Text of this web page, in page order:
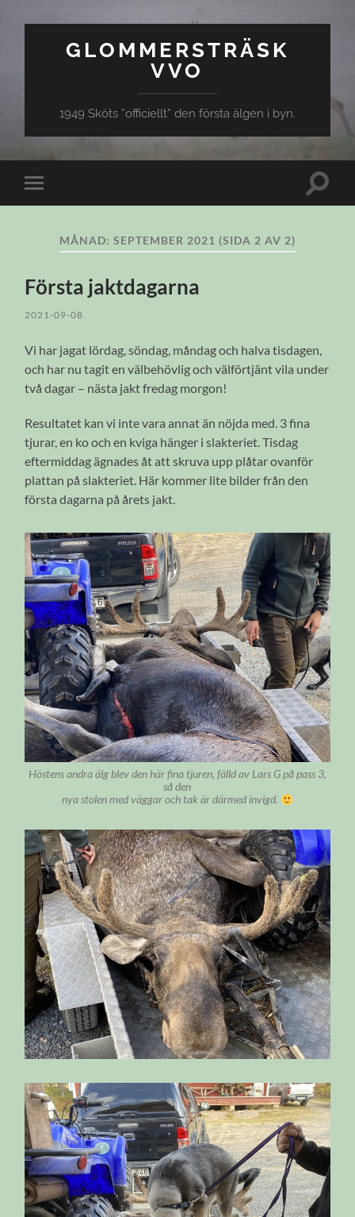
GLOMMERSTRÄSK
VVO
1949 Sköts ”officiellt” den första älgen i byn.
Slå
på/av
Slå
MÅNAD: SEPTEMBER 2021 (SIDA 2 AV 2)
Första jaktdagarna
2021-09-08
Vi har jagat lördag, söndag, måndag och halva tisdagen,
och har nu tagit en välbehövlig och välförtjänt vila under
två dagar – nästa jakt fredag morgon!
Resultatet kan vi inte vara annat än nöjda med. 3 fina
tjurar, en ko och en kviga hänger i slakteriet. Tisdag
eftermiddag ägnades åt att skruva upp plåtar ovanför
plattan på slakteriet. Här kommer lite bilder från den
första dagarna på årets jakt.
Höstens andra älg blev den här fina tjuren, fälld av Lars G på pass 3,
så den
nya stolen med väggar och tak är därmed invigd.